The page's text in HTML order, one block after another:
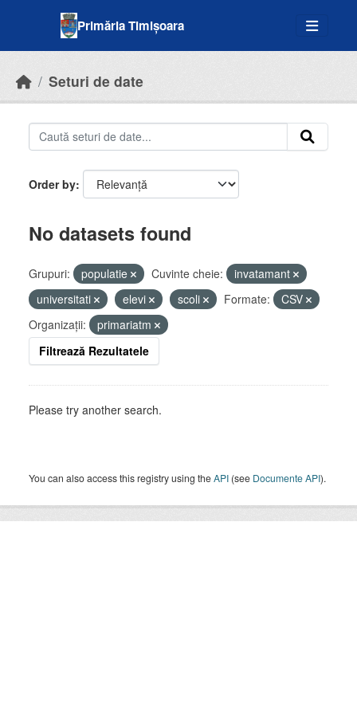
Primăria Timișoara
Seturi de date
Order by
No datasets found
Grupuri: populatie Cuvinte cheie:
invatamant
universitati
elevi scoli Formate:
CSV
Organizații:
primariatm
Filtrează Rezultatele
Please try another search.
You can also access this registry using theAPI (see Documente API).